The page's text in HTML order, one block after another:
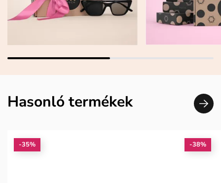
Hasonló termékek
-35% -38%